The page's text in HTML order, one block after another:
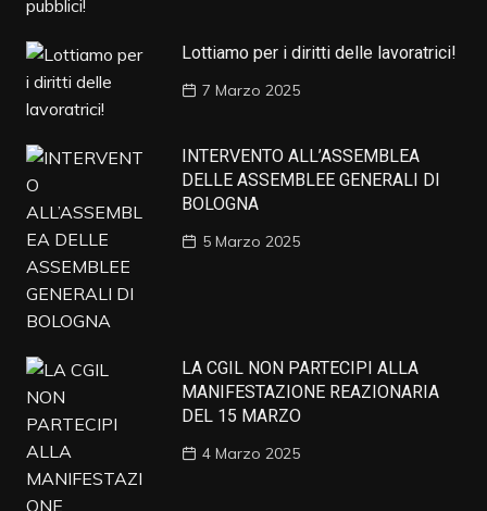
Lottiamo per i diritti delle lavoratrici!
7 Marzo 2025
INTERVENTO ALL’ASSEMBLEA
DELLE ASSEMBLEE GENERALI DI
BOLOGNA
5 Marzo 2025
LA CGIL NON PARTECIPI ALLA
MANIFESTAZIONE REAZIONARIA
DEL 15 MARZO
4 Marzo 2025